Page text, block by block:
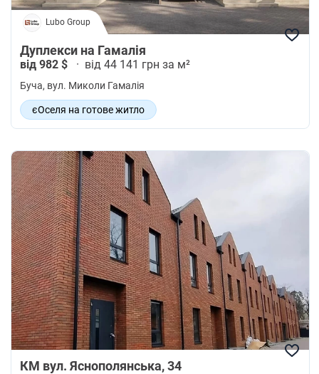
Lubo Group
Дуплекси на Гамалія
від 982 $ · від 44 141 грн за м²
Буча, вул. Миколи Гамалія
єОселя на готове житло
КМ вул. Яснополянська, 34